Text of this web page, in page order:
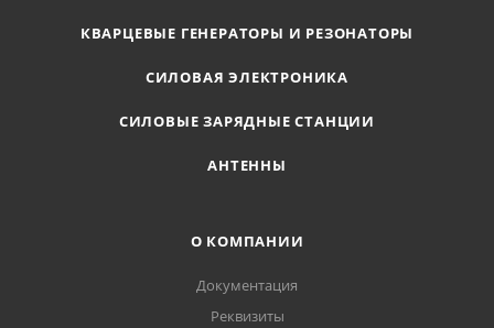
КВАРЦЕВЫЕ ГЕНЕРАТОРЫ И РЕЗОНАТОРЫ
СИЛОВАЯ ЭЛЕКТРОНИКА
СИЛОВЫЕ ЗАРЯДНЫЕ СТАНЦИИ
АНТЕННЫ
О КОМПАНИИ
Документация
Реквизиты